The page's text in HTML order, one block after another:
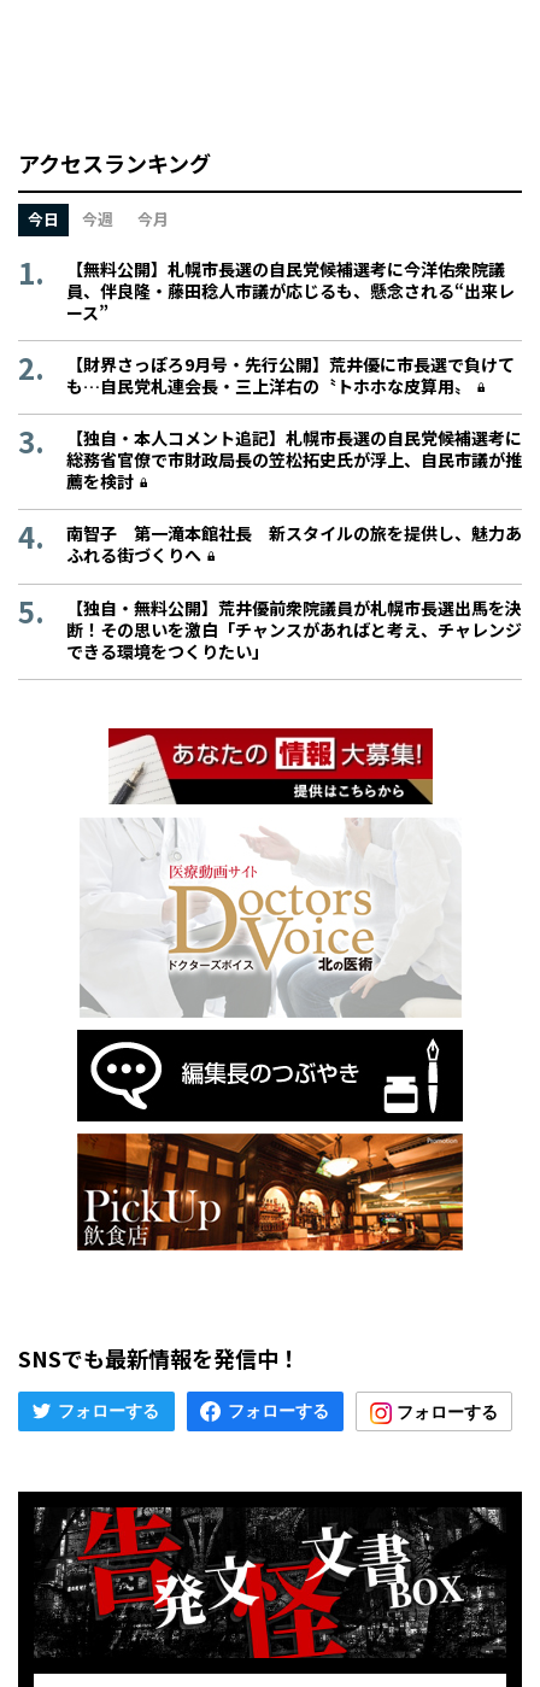
アクセスランキング
今日 今週 今月
【無料公開】札幌市長選の自民党候補選考に今洋佑衆院議
員、伴良隆・藤田稔人市議が応じるも、懸念される“出来レ
ース”
【財界さっぽろ9月号・先行公開】荒井優に市長選で負けて
も…自民党札連会長・三上洋右の〝トホホな皮算用〟
【独自・本人コメント追記】札幌市長選の自民党候補選考に
総務省官僚で市財政局長の笠松拓史氏が浮上、自民市議が推
薦を検討
南智子 第一滝本館社長 新スタイルの旅を提供し、魅力あ
ふれる街づくりへ
【独自・無料公開】荒井優前衆院議員が札幌市長選出馬を決
断！その思いを激白「チャンスがあればと考え、チャレンジ
できる環境をつくりたい」
SNSでも最新情報を発信中！